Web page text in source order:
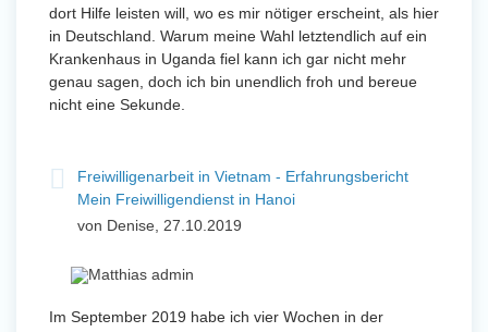
dort Hilfe leisten will, wo es mir nötiger erscheint, als hier
in Deutschland. Warum meine Wahl letztendlich auf ein
Krankenhaus in Uganda fiel kann ich gar nicht mehr
genau sagen, doch ich bin unendlich froh und bereue
nicht eine Sekunde.
Freiwilligenarbeit in Vietnam - Erfahrungsbericht
Mein Freiwilligendienst in Hanoi
von Denise, 27.10.2019
Im September 2019 habe ich vier Wochen in der